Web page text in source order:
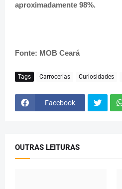
aproximadamente 98%.
Fonte: MOB Ceará
Tags Carrocerias Curiosidades
Facebook
OUTRAS LEITURAS